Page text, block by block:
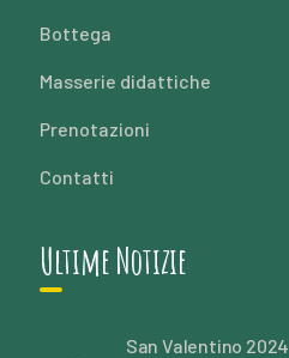
Bottega
Masserie didattiche
Prenotazioni
Contatti
Ultime Notizie
San Valentino 2024